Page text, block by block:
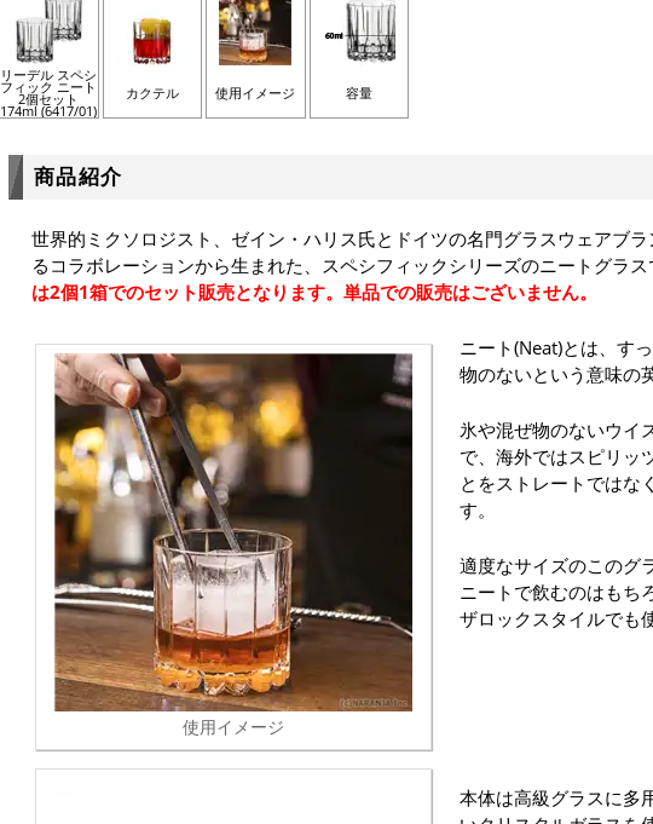
リーデル スペシ
フィック ニート
2個セット
174ml (6417/01)
カクテル 使用イメージ 容量
商品紹介
世界的ミクソロジスト、ゼイン・ハリス氏とドイツの名門グラスウェアブラ
るコラボレーションから生まれた、スペシフィックシリーズのニートグラス
は2個1箱でのセット販売となります。単品での販売はございません。
使用イメージ
ニート(Neat)とは、す
物のないという意味の
氷や混ぜ物のないウイ
で、海外ではスピリッ
とをストレートではな
す。
適度なサイズのこのグ
ニートで飲むのはもち
ザロックスタイルでも
本体は高級グラスに多